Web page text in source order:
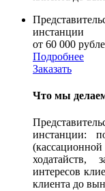
инстанции
от 60 000
Подробнее
Заказать
Что мы
инстанции:
ходатайств,
интересов
клиента до